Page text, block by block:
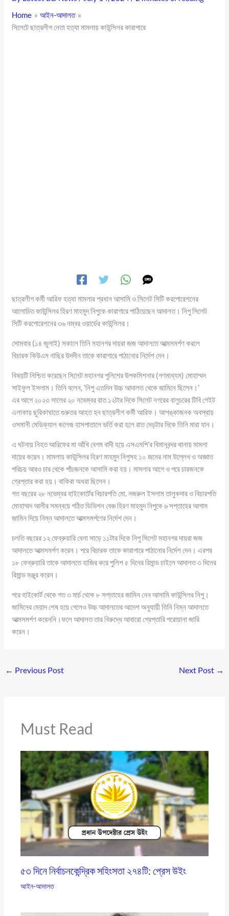
Home
আইন-আদালত
সিলেটে ছাত্রলীগ নেতা হত্যা মামলায় কাউন্সিলর কারাগারে
ছাত্রলীগ কর্মী আরিফ হত্যা মামলার প্রধান আসামি ও সিলেট সিটি করপোরেশনের
আলোচিত কাউন্সিলর হিরণ মাহমুদ নিপুকে কারাগারে পাঠিয়েছেন আদালত। নিপু সিলেট
সিটি করপোরেশনের ৩৬ নম্বর ওয়ার্ডের কাউন্সিলর।
সোমবার (১৪ জুলাই) সকালে তিনি মহানগর দায়রা জজ আদালতে আত্মসমর্পণ করলে
বিচারক কিউএম নাছির উদদীন তাকে কারাগারে পাঠানোর নির্দেশ দেন।
বিষয়টি নিশ্চিত করেছেন সিলেট মহানগর পুলিশের উপকমিশনার (গণমাধ্যম) মোহাম্মদ
সাইফুল ইসলাম। তিনি বলেন, ‘নিপু এতদিন উচ্চ আদালত থেকে জামিনে ছিলেন।’
এর আগে ২০২৩ সালের ২০ নভেম্বর রাত ১২টার দিকে সিলেট নগরের বালুচরের টিবি গেইট
এলাকায় ছুরিকাঘাতে গুরুতর আহত হন ছাত্রলীগ কর্মী আরিফ। আশঙ্কাজনক অবস্থায়
ওসমানী মেডিক্যাল কলেজ হাসপাতালে ভর্তি করা হলে রাত দেড়টার দিকে তিনি মারা যান।
এ ঘটনায় নিহত আরিফের মা আঁখি বেগম বাদী হয়ে এসএমপি’র বিমানবন্দর থানায় মামলা
দায়ের করেন। মামলায় কাউন্সিলর হিরণ মাহমুদ নিপুসহ ১০ জনের নাম উল্লেখ ও অজ্ঞাত
পরিচয় আরও চার থেকে পাঁচজনকে আসামি করা হয়। মামলার আগে ও পরে চারজনকে
গ্রেপ্তার করা হয়। বাকিরা অধরা ছিলেন।
গত বছরের ২৮ নভেম্বর হাইকোর্টের বিচারপতি মো. নজরুল ইসলাম তালুকদার ও বিচারপতি
মোহাম্মদ আলীর সমন্বয়ে গঠিত ডিভিশন বেঞ্চ হিরণ মাহমুদ নিপুকে ৬ সপ্তাহের আগাম
জামিন দিয়ে নিম্ন আদালতে আত্মসমর্পণের নির্দেশ দেন।
চলতি বছরের ১২ ফেব্রুয়ারি বেলা সাড়ে ১১টার দিকে নিপু সিলেট মহানগর দায়রা জজ
আদালতে আত্মসমর্পণ করেন। পরে বিচারক তাকে কারাগারে পাঠানোর নির্দেশ দেন। এরপর
১৮ ফেব্রুয়ারি তাকে আদালতে হাজির করে পুলিশ ৫ দিনের রিমান্ড চাইলে আদালত ৩ দিনের
রিমান্ড মঞ্জুর করেন।
পরে হাইকোর্ট থেকে গত ৩ মার্চ থেকে ৮ সপ্তাহের জামিন নেন আসামি কাউন্সিলর নিপু।
জামিনের মেয়াদ শেষ হয়ে গেলেও উচ্চ আদালতের আদেশ অনুযায়ী তিনি নিম্ন আদালতে
আত্মসমর্পণ করেননি।ফলে আদালত তার বিরুদ্ধে আবারো গ্রেপ্তারি পরোয়ানা জারি
করেন।
← Previous Post Next Post →
Must Read
৫৩ দিনে নির্বাচনকেন্দ্রিক সহিংসতা ২৭৪টি: প্রেস উইং
আইন-আদালত